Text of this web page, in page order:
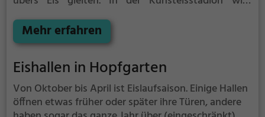
Kinder oder Anfänger können sich mit Laufhilfen
aufs Eis wagen.
Mehr erfahren
Eishallen in Hopfgarten
Von Oktober bis April ist Eislaufsaison. Einige Hallen
öffnen etwas früher oder später ihre Türen, andere